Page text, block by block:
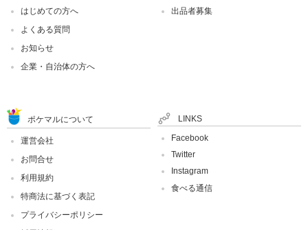
はじめての方へ
よくある質問
お知らせ
企業・自治体の方へ
出品者募集
ポケマルについて
運営会社
お問合せ
利用規約
特商法に基づく表記
プライバシーポリシー
LINKS
Facebook
Twitter
Instagram
食べる通信